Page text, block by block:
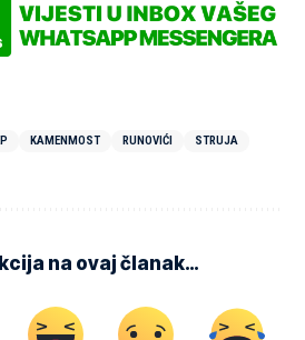
KAMENMOST RUNOVIĆI
STRUJA
na ovaj članak…